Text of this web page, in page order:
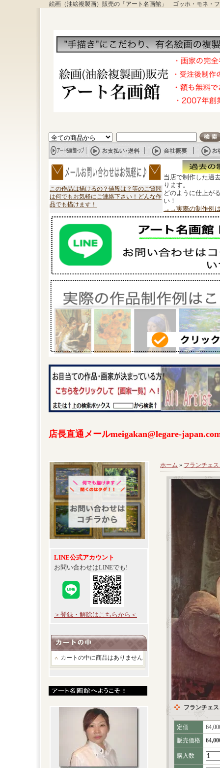
絵画（油絵複製画）販売の「アート名画館」 ゴッホ・モネ・
この作品は描けるの？値段は？等のご質問
は何でもお気軽にご連絡下さい！どんな作
品でも描けます！
当店で制作した過
ります。
どのように仕上が
い！
→→実際の制作例
店長直通メールmeigakan@legare-
LINE公式アカウント
お問い合わせはLINEでも!
＞登録・解除はこちらから＜
カートの中に商品はありません
ホーム » フランチェ
フランチェ
定価
販売価格
購入数